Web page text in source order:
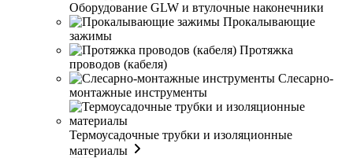
Оборудование GLW и втулочные наконечники
Прокалывающие
зажимы
Протяжка
проводов (кабеля)
Слесарно-
монтажные инструменты
Термоусадочные трубки и изоляционные
материалы